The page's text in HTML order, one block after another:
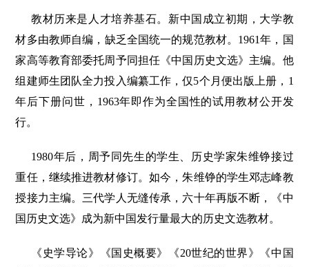
教材历来是人才培养基石。新中国成立初期，大学教
材多由教师自编，缺乏全国统一的规范教材。1961年，国
家高等教育部委托周予同担任《中国历史文选》主编。他
组建师生团队全力投入编纂工作，仅5个月便出版上册，1
年后下册问世，1963年即作为全国性的试用教材公开发
行。
1980年后，周予同先生的学生、历史学家朱维铮接过
重任，继续推进教材修订。如今，朱维铮的学生邓志峰教
授接力主编。三代学人无缝传承，六十年再版不断，《中
国历史文选》成为新中国发行量最大的历史文选教材。
《史学导论》《国史概要》《20世纪的世界》《中国